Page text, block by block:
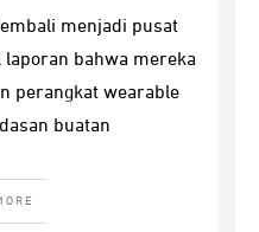
menjadi pusat
bahwa mereka
perangkat wearable
buatan